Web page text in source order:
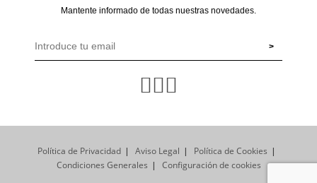
Mantente informado de todas nuestras novedades.
Política de Privacidad Aviso Legal
Política de Cookies
Condiciones Generales
Configuración de cookies